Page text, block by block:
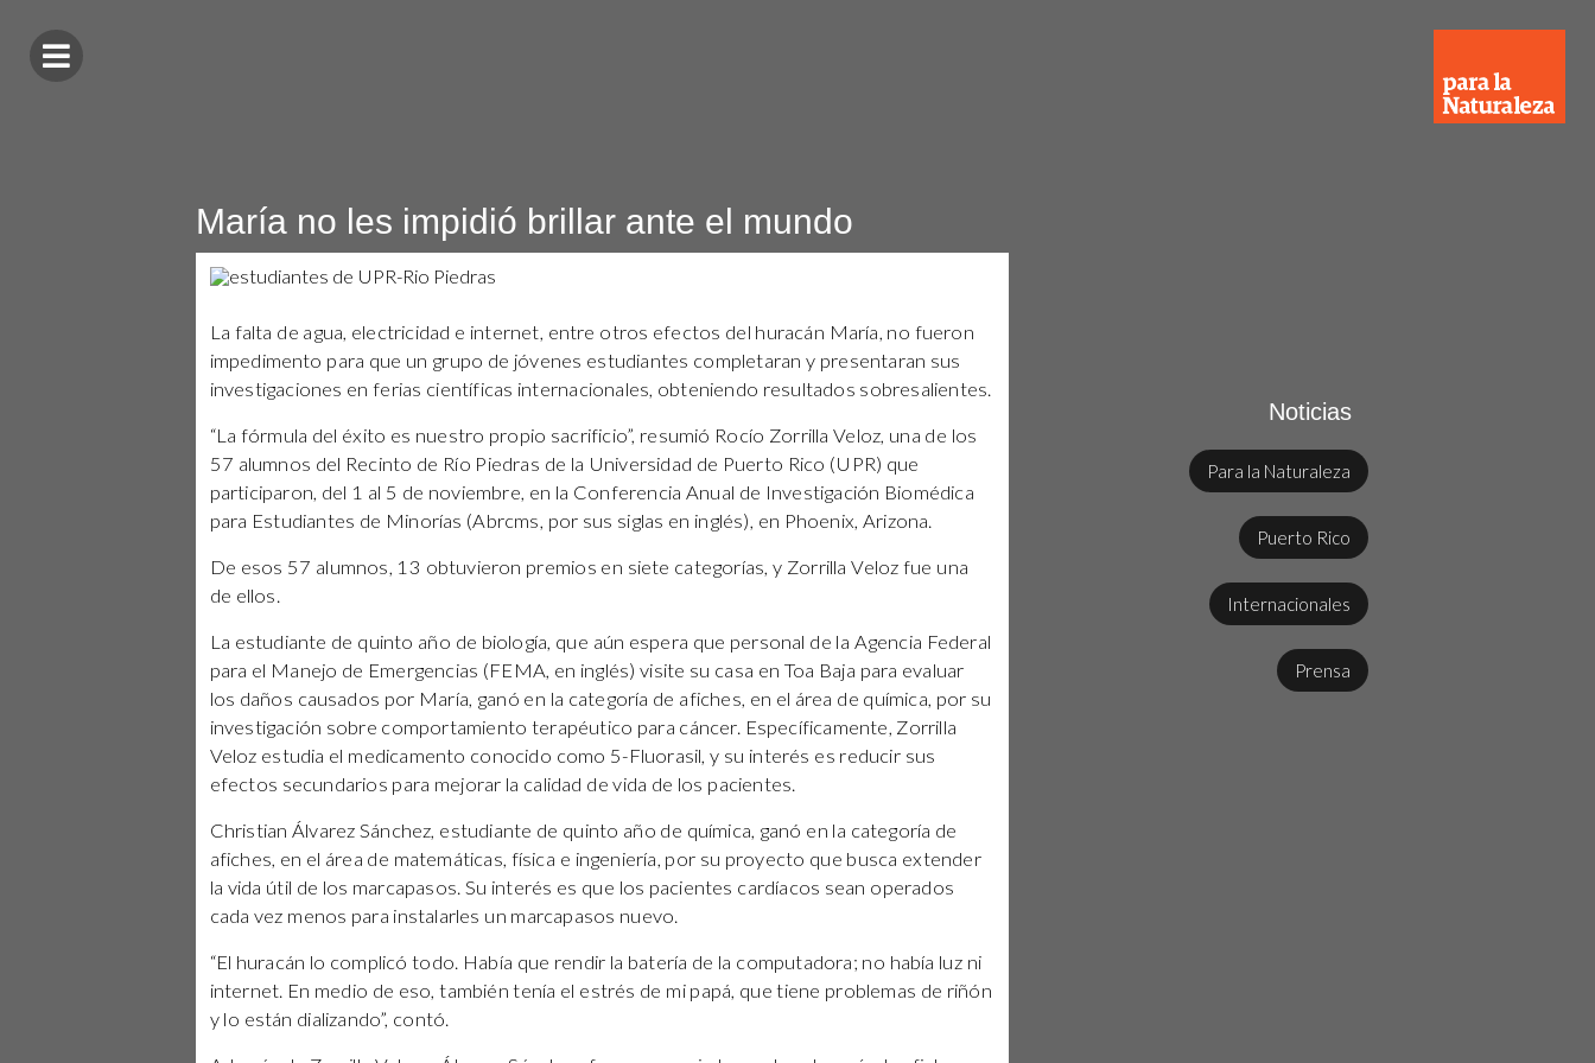
María no les impidió brillar ante el mundo
La falta de agua, electricidad e internet, entre otros efectos del huracán María, no fueron
impedimento para que un grupo de jóvenes estudiantes completaran y presentaran sus
investigaciones en ferias científicas internacionales, obteniendo resultados sobresalientes.
“La fórmula del éxito es nuestro propio sacrificio”, resumió Rocío Zorrilla Veloz, una de los
57 alumnos del Recinto de Río Piedras de la Universidad de Puerto Rico (UPR) que
participaron, del 1 al 5 de noviembre, en la Conferencia Anual de Investigación Biomédica
para Estudiantes de Minorías (Abrcms, por sus siglas en inglés), en Phoenix, Arizona.
De esos 57 alumnos, 13 obtuvieron premios en siete categorías, y Zorrilla Veloz fue una
de ellos.
La estudiante de quinto año de biología, que aún espera que personal de la Agencia Federal
para el Manejo de Emergencias (FEMA, en inglés) visite su casa en Toa Baja para evaluar
los daños causados por María, ganó en la categoría de afiches, en el área de química, por su
investigación sobre comportamiento terapéutico para cáncer. Específicamente, Zorrilla
Veloz estudia el medicamento conocido como 5-Fluorasil, y su interés es reducir sus
efectos secundarios para mejorar la calidad de vida de los pacientes.
Christian Álvarez Sánchez, estudiante de quinto año de química, ganó en la categoría de
afiches, en el área de matemáticas, física e ingeniería, por su proyecto que busca extender
la vida útil de los marcapasos. Su interés es que los pacientes cardíacos sean operados
cada vez menos para instalarles un marcapasos nuevo.
“El huracán lo complicó todo. Había que rendir la batería de la computadora; no había luz ni
internet. En medio de eso, también tenía el estrés de mi papá, que tiene problemas de riñón
y lo están dializando”, contó.
Noticias
Para la Naturaleza
Puerto Rico
Internacionales
Prensa